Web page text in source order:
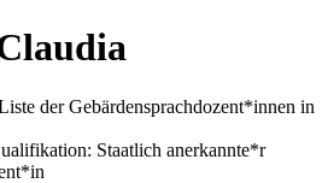
der Gebärdensprachdozent*innen in
Staatlich anerkannte*r